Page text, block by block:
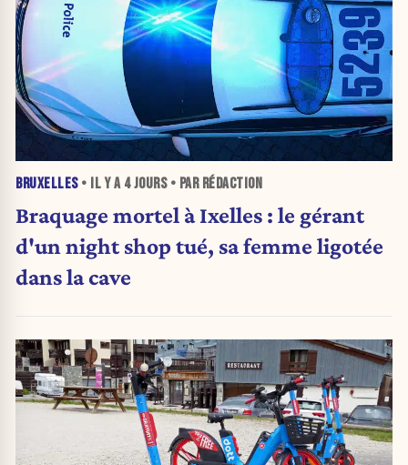
BRUXELLES• IL Y A 4 JOURS• PAR RÉDACTION
Braquage mortel à Ixelles : le gérant
d'un night shop tué, sa femme ligotée
dans la cave